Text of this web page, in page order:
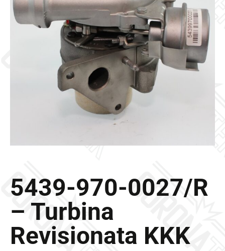
Galleria
Contatti
Blog
5439-970-0027/R
– Turbina
Revisionata KKK